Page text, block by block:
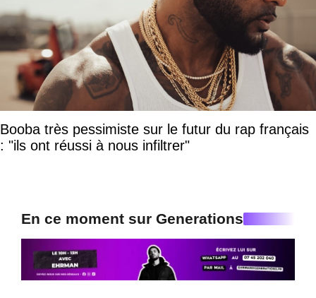
Booba très pessimiste sur le futur du rap français
: "ils ont réussi à nous infiltrer"
En ce moment sur Generations